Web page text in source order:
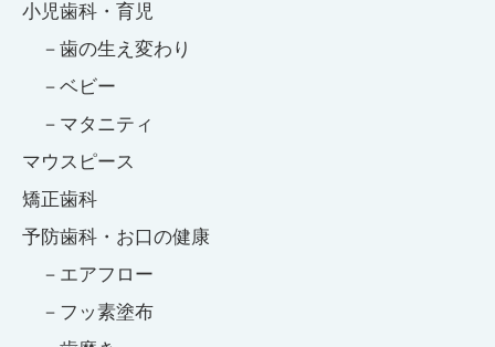
小児歯科・育児
歯の生え変わり
ベビー
マタニティ
マウスピース
矯正歯科
予防歯科・お口の健康
エアフロー
フッ素塗布